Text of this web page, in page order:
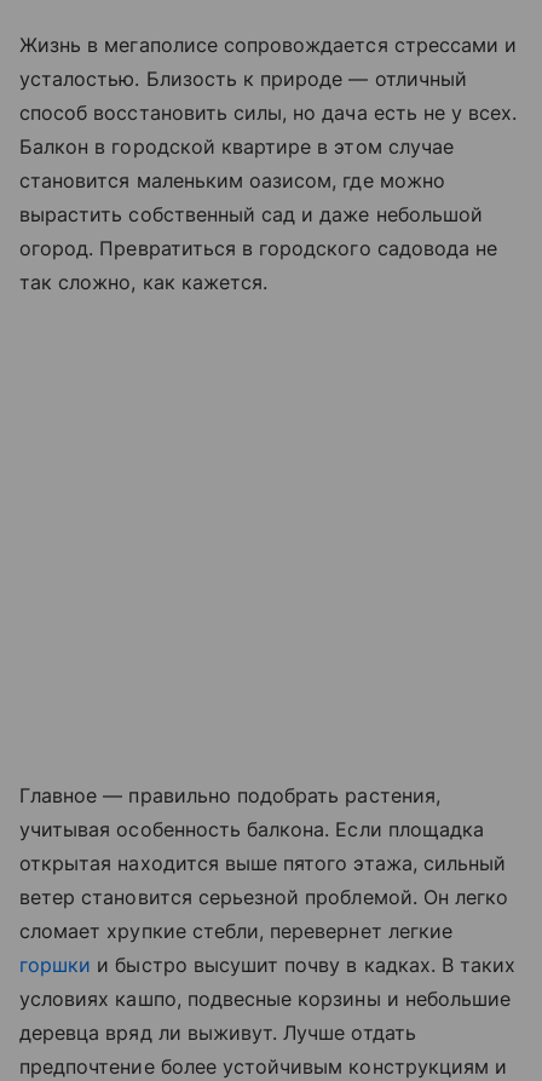
Жизнь в мегаполисе сопровождается стрессами и
усталостью. Близость к природе — отличный
способ восстановить силы, но дача есть не у всех.
Балкон в городской квартире в этом случае
становится маленьким оазисом, где можно
вырастить собственный сад и даже небольшой
огород. Превратиться в городского садовода не
так сложно, как кажется.
Главное — правильно подобрать растения,
учитывая особенность балкона. Если площадка
открытая находится выше пятого этажа, сильный
ветер становится серьезной проблемой. Он легко
сломает хрупкие стебли, перевернет легкие
горшки и быстро высушит почву в кадках. В таких
условиях кашпо, подвесные корзины и небольшие
деревца вряд ли выживут. Лучше отдать
предпочтение более устойчивым конструкциям и